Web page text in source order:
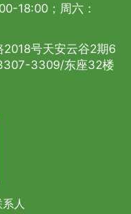
18:00；周六：
号天安云谷2期6
3309/东座32楼
人